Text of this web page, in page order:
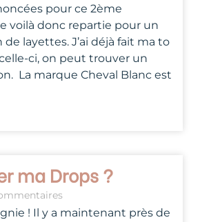
pour ce 2ème
voilà donc repartie pour un
layettes. J’ai déjà fait ma to
ci, on peut trouver un
La marque Cheval Blanc est
ma Drops ?
! Il y a maintenant près de